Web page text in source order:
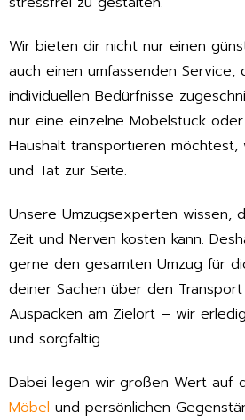
Wir bieten dir nicht nur einen
auch einen umfassenden Service,
individuellen Bedürfnisse
nur eine einzelne Möbelstück
Haushalt transportieren
und Tat zur Seite.
Unsere Umzugsexperten wissen,
Zeit und Nerven kosten kann.
gerne den gesamten Umzug für
deiner Sachen über den
Auspacken am Zielort – wir
und sorgfältig.
Dabei legen wir großen Wert auf
Möbel und persönlichen